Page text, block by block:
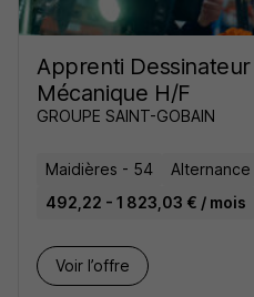
Apprenti
Mécanique H/F
GROUPE SAINT-GOBAIN
Maidières - 54
Alternance
492,22 - 1 823,03 € / mois
Voir l’offre